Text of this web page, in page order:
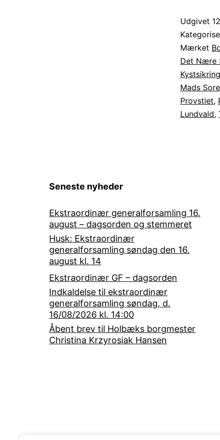
Udgivet
Mærket
Det Nære
Mads
Provstiet,
Lundvald,
Seneste nyheder
Ekstraordinær generalforsamling 16.
august – dagsorden og stemmeret
Husk: Ekstraordinær
generalforsamling søndag den 16.
august kl. 14
Ekstraordinær GF – dagsorden
Indkaldelse til ekstraordinær
generalforsamling søndag, d.
16/08/2026 kl. 14:00
Åbent brev til Holbæks borgmester
Christina Krzyrosiak Hansen